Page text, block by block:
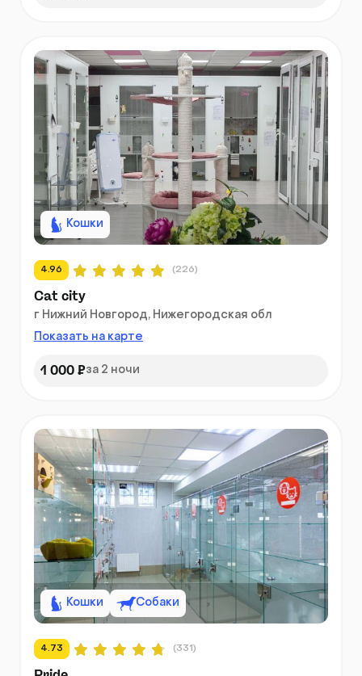
Кошки
4.96 (226)
Cat city
г Нижний Новгород, Нижегородская обл
Показать на карте
1 000 ₽за 2 ночи
Кошки Собаки
4.73 (331)